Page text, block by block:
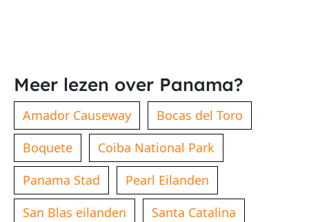
Meer lezen over Panama?
Amador Causeway
Bocas del Toro
Boquete
Coiba National Park
Panama Stad
Pearl Eilanden
San Blas eilanden
Santa Catalina